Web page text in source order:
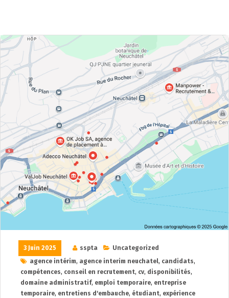
3 Juin 2025 sspta
Uncategorized
agence intérim, agence interim neuchatel, candidats,
compétences, conseil en recrutement, cv, disponibilités,
domaine administratif, emploi temporaire, entreprise
temporaire, entretiens d'embauche, étudiant, expérience